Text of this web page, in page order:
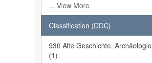
... View More
Classification (DDC)
930 Alte Geschichte, Archäologie
(1)